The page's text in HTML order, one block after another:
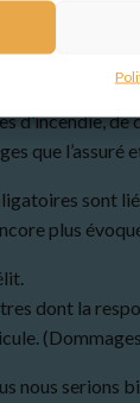
d’incendie, de
que
sont
plus
dont la
serions